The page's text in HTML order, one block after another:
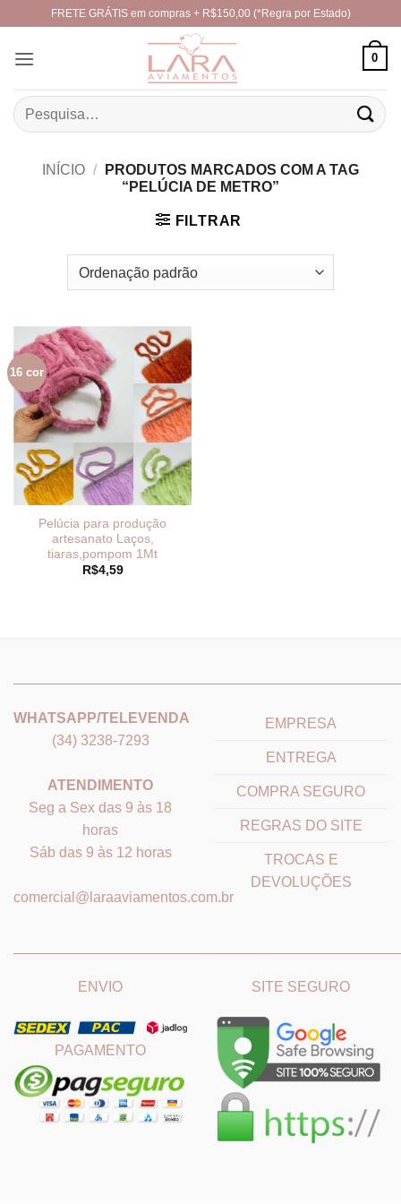
content
FRETE GRÁTIS em compras + R$150,00 (*Regra por Estado)
0
Pesquisar
por:
INÍCIO /
PRODUTOS MARCADOS COM A TAG
“PELÚCIA DE METRO”
FILTRAR
16 cor
Pelúcia para produção
artesanato Laços,
tiaras,pompom 1Mt
R$4,59
WHATSAPP/TELEVENDA
(34) 3238-7293
ATENDIMENTO
Seg a Sex das 9 às 18
horas
Sáb das 9 às 12 horas
comercial@laraaviamentos.com.br
EMPRESA
ENTREGA
COMPRA SEGURO
REGRAS DO SITE
TROCAS E
DEVOLUÇÕES
ENVIO
PAGAMENTO
SITE SEGURO